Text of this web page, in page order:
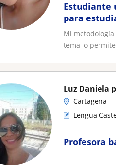
Estudiante
para
Mi
tema lo
Luz Daniela
Cartagena
Lengua
Profesora